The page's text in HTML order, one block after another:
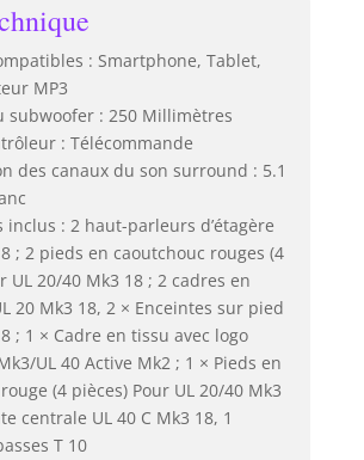
: Smartphone, Tablet,
MP3
subwoofer : 250 Millimètres
: Télécommande
des canaux du son surround : 5.1
inclus : 2 haut-parleurs d’étagère
; 2 pieds en caoutchouc rouges (4
UL 20/40 Mk3 18 ; 2 cadres en
20 Mk3 18, 2 × Enceintes sur pied
; 1 × Cadre en tissu avec logo
UL 40 Active Mk2 ; 1 × Pieds en
(4 pièces) Pour UL 20/40 Mk3
centrale UL 40 C Mk3 18, 1
T 10